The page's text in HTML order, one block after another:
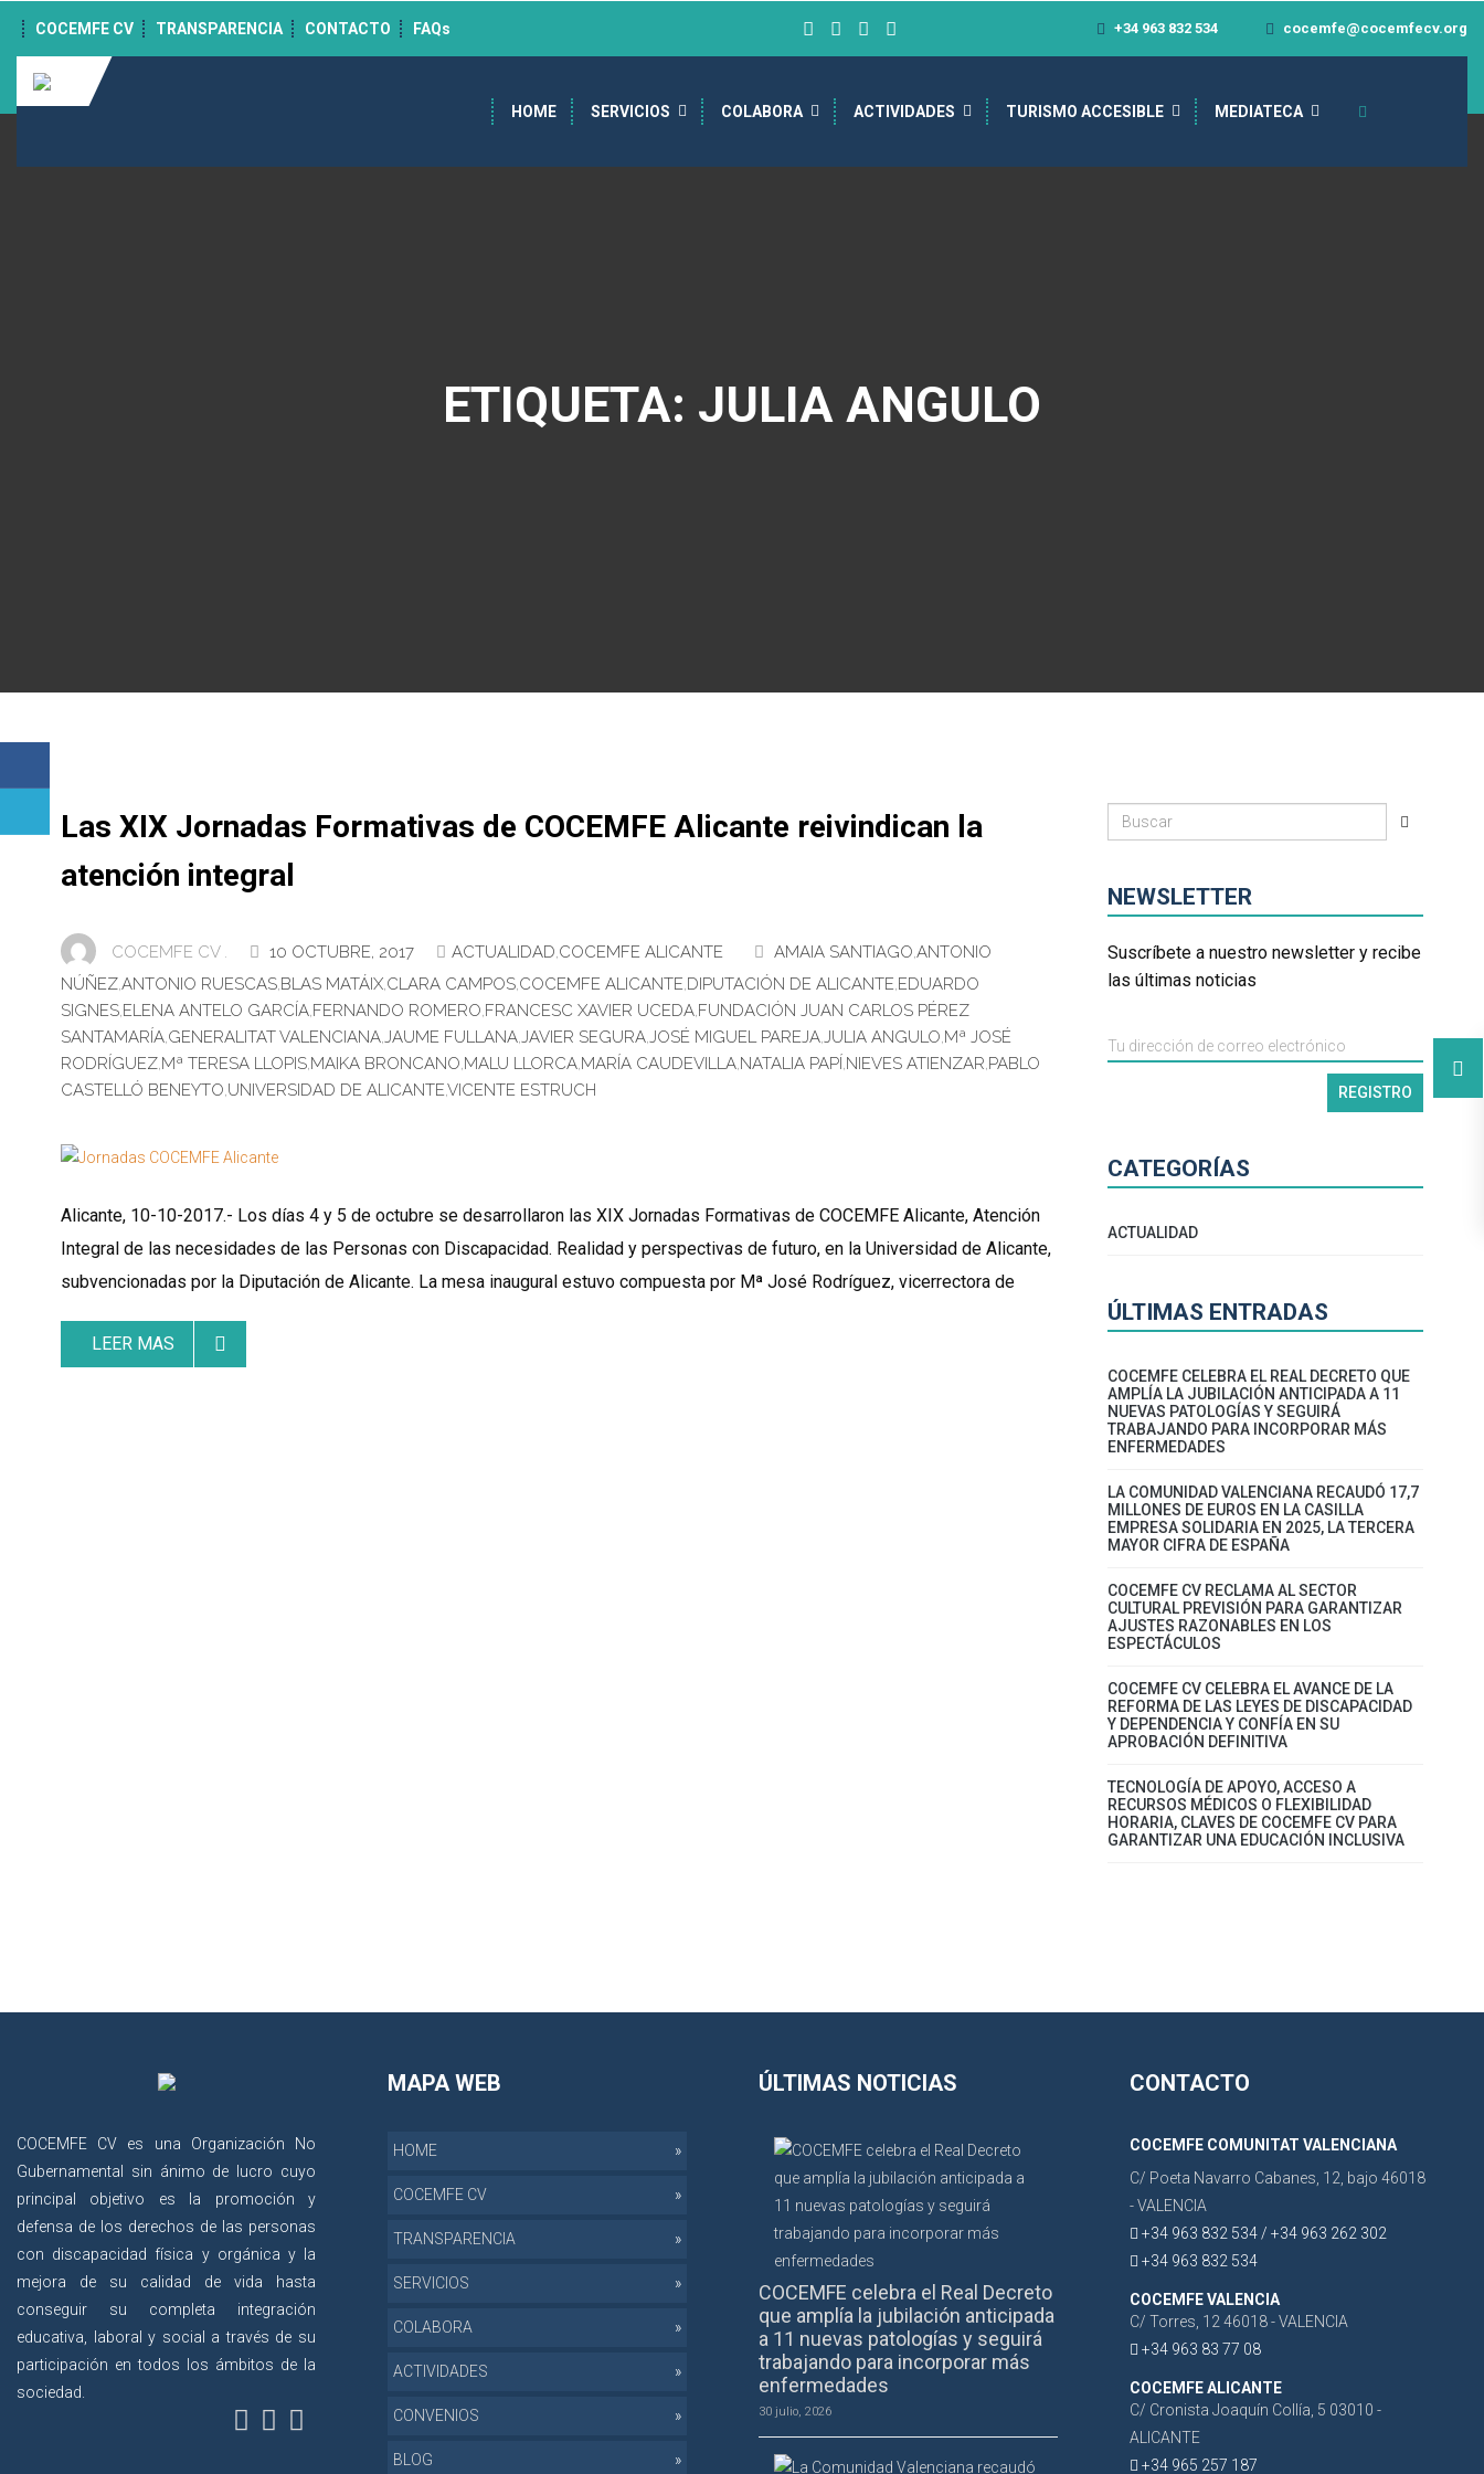
COCEMFE CV
TRANSPARENCIA CONTACTO FAQs +34 963 832 534 cocemfe@cocemfecv.org
HOME SERVICIOS COLABORA ACTIVIDADES TURISMO ACCESIBLE MEDIATECA
ETIQUETA: JULIA ANGULO
Las XIX Jornadas Formativas de COCEMFE Alicante reivindican la
atención integral
COCEMFE CV . 10 OCTUBRE, 2017 ACTUALIDAD,COCEMFE ALICANTE AMAIA SANTIAGO,ANTONIO
NÚÑEZ,ANTONIO RUESCAS,BLAS MATÁIX,CLARA CAMPOS,COCEMFE ALICANTE,DIPUTACIÓN DE ALICANTE,EDUARDO
SIGNES,ELENA ANTELO GARCÍA,FERNANDO ROMERO,FRANCESC XAVIER UCEDA,FUNDACIÓN JUAN CARLOS PÉREZ
SANTAMARÍA,GENERALITAT VALENCIANA,JAUME FULLANA,JAVIER SEGURA,JOSÉ MIGUEL PAREJA,JULIA ANGULO,Mª JOSÉ
RODRÍGUEZ,Mª TERESA LLOPIS,MAIKA BRONCANO,MALU LLORCA,MARÍA CAUDEVILLA,NATALIA PAPÍ,NIEVES ATIENZAR,PABLO
CASTELLÓ BENEYTO,UNIVERSIDAD DE ALICANTE,VICENTE ESTRUCH
Alicante, 10-10-2017.- Los días 4 y 5 de octubre se desarrollaron las XIX Jornadas Formativas de COCEMFE Alicante, Atención
Integral de las necesidades de las Personas con Discapacidad. Realidad y perspectivas de futuro, en la Universidad de Alicante,
subvencionadas por la Diputación de Alicante. La mesa inaugural estuvo compuesta por Mª José Rodríguez, vicerrectora de
LEER MAS
NEWSLETTER
Suscríbete a nuestro newsletter y recibe
las últimas noticias
CATEGORÍAS
ACTUALIDAD
ÚLTIMAS ENTRADAS
COCEMFE CELEBRA EL REAL DECRETO QUE
AMPLÍA LA JUBILACIÓN ANTICIPADA A 11
NUEVAS PATOLOGÍAS Y SEGUIRÁ
TRABAJANDO PARA INCORPORAR MÁS
ENFERMEDADES
LA COMUNIDAD VALENCIANA RECAUDÓ 17,7
MILLONES DE EUROS EN LA CASILLA
EMPRESA SOLIDARIA EN 2025, LA TERCERA
MAYOR CIFRA DE ESPAÑA
COCEMFE CV RECLAMA AL SECTOR
CULTURAL PREVISIÓN PARA GARANTIZAR
AJUSTES RAZONABLES EN LOS
ESPECTÁCULOS
COCEMFE CV CELEBRA EL AVANCE DE LA
REFORMA DE LAS LEYES DE DISCAPACIDAD
Y DEPENDENCIA Y CONFÍA EN SU
APROBACIÓN DEFINITIVA
TECNOLOGÍA DE APOYO, ACCESO A
RECURSOS MÉDICOS O FLEXIBILIDAD
HORARIA, CLAVES DE COCEMFE CV PARA
GARANTIZAR UNA EDUCACIÓN INCLUSIVA
COCEMFE CV es una Organización No
Gubernamental sin ánimo de lucro cuyo
principal objetivo es la promoción y
defensa de los derechos de las personas
con discapacidad física y orgánica y la
mejora de su calidad de vida hasta
conseguir su completa integración
educativa, laboral y social a través de su
participación en todos los ámbitos de la
sociedad.
MAPA WEB
HOME
COCEMFE CV
TRANSPARENCIA
SERVICIOS
COLABORA
ACTIVIDADES
CONVENIOS
BLOG
ÚLTIMAS NOTICIAS
COCEMFE celebra el Real Decreto
que amplía la jubilación anticipada
a 11 nuevas patologías y seguirá
trabajando para incorporar más
enfermedades
30 julio, 2026
CONTACTO
COCEMFE COMUNITAT VALENCIANA
C/ Poeta Navarro Cabanes, 12, bajo 46018
- VALENCIA
+34 963 832 534 / +34 963 262 302
+34 963 832 534
COCEMFE VALENCIA
C/ Torres, 12 46018 - VALENCIA
+34 963 83 77 08
COCEMFE ALICANTE
C/ Cronista Joaquín Collía, 5 03010 -
ALICANTE
+34 965 257 187